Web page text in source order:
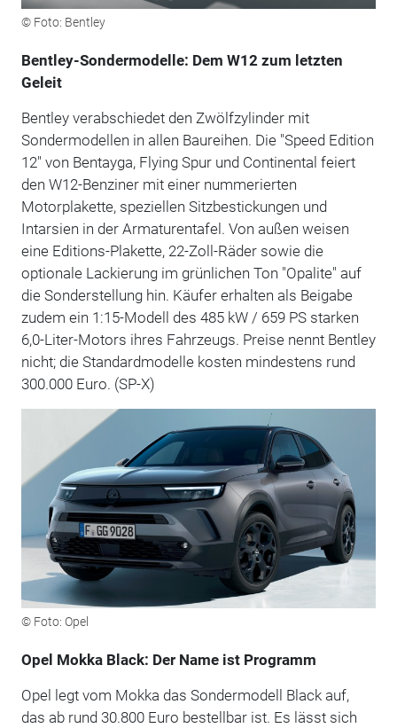
© Foto: Bentley
Bentley-Sondermodelle: Dem W12 zum letzten
Geleit
Bentley verabschiedet den Zwölfzylinder mit
Sondermodellen in allen Baureihen. Die "Speed Edition
12" von Bentayga, Flying Spur und Continental feiert
den W12-Benziner mit einer nummerierten
Motorplakette, speziellen Sitzbestickungen und
Intarsien in der Armaturentafel. Von außen weisen
eine Editions-Plakette, 22-Zoll-Räder sowie die
optionale Lackierung im grünlichen Ton "Opalite" auf
die Sonderstellung hin. Käufer erhalten als Beigabe
zudem ein 1:15-Modell des 485 kW / 659 PS starken
6,0-Liter-Motors ihres Fahrzeugs. Preise nennt Bentley
nicht; die Standardmodelle kosten mindestens rund
300.000 Euro. (SP-X)
© Foto: Opel
Opel Mokka Black: Der Name ist Programm
Opel legt vom Mokka das Sondermodell Black auf,
das ab rund 30.800 Euro bestellbar ist. Es lässt sich